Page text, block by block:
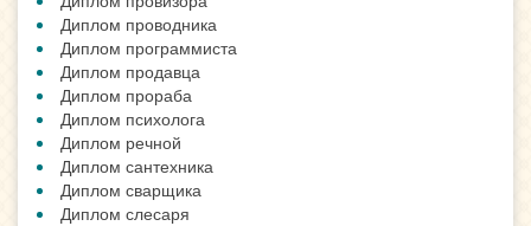
Диплом проводника
Диплом программиста
Диплом продавца
Диплом прораба
Диплом психолога
Диплом речной
Диплом сантехника
Диплом сварщика
Диплом слесаря